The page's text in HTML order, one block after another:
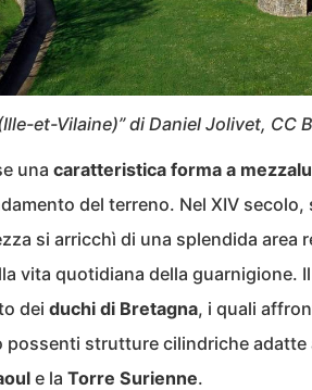
et-Vilaine)” di Daniel Jolivet, CC
una caratteristica forma a
del terreno. Nel XIV
si arricchì di una splendida area
vita quotidiana della guarnigione.
dei duchi di Bretagna, i quali
strutture cilindriche adatte
e la Torre Surienne.